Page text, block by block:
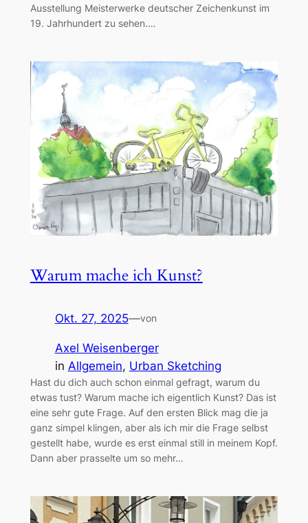
Ausstellung Meisterwerke deutscher Zeichenkunst im
19. Jahrhundert zu sehen.…
Warum mache ich Kunst?
Okt. 27, 2025—von
Axel Weisenberger
in Allgemein, Urban Sketching
Hast du dich auch schon einmal gefragt, warum du
etwas tust? Warum mache ich eigentlich Kunst? Das ist
eine sehr gute Frage. Auf den ersten Blick mag die ja
ganz simpel klingen, aber als ich mir die Frage selbst
gestellt habe, wurde es erst einmal still in meinem Kopf.
Dann aber prasselte um so mehr…